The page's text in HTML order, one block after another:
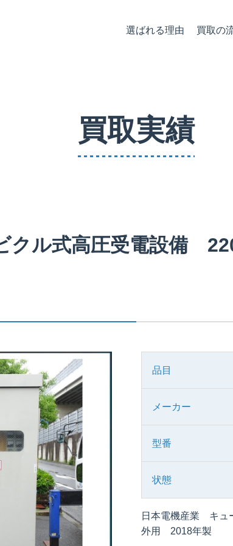
選ばれる理由 買取の
買取実績
クル式高圧受電設備
品目
メーカー
型番
状態
日本電機産業 キ
外用 2018年製